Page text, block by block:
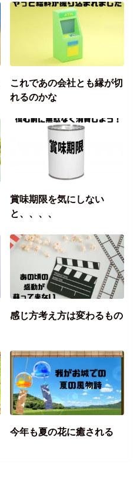
これであの会社とも縁が切
れるのかな
賞味期限を気にしない
と、、、、
感じ方考え方は変わるもの
今年も夏の花に癒される